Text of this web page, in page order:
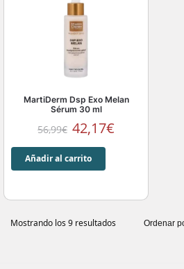
MartiDerm Dsp Exo Melan
Sérum 30 ml
56,99€ 42,17€
Añadir al carrito
Mostrando los 9 resultados